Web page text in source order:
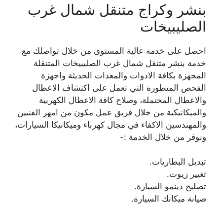
بنشر وكراج متنقل شمال غرب
الصليبيخات
احصل على خدمة عالية المستوى من خلال تواصلك مع
خدمة بنشر متنقل شمال غرب الصليبيخات المتنقلة
المجهزة بكافة الادوات والمعدات الحديثة واجهزة
الفحص المتطورة التي تعمل على اكتشاف الاعطال
والاعطال المحتملة، وصلاح كافة الاعطال الكهربية
والميكانيكية من خلال فريق عمل مكون من امهر الفنيين
والمهندسين الاكفاء في مجال كهرباء وميكانيكا السيارات،
ونوفر من خلال الخدمة :-
تبديل البطاريات.
تغيير زيوت.
تصليح دينمو السيارة.
صيانة ميكانك السيارة.